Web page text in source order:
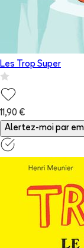
Les Trop Super
11,90 €
Alertez-moi par